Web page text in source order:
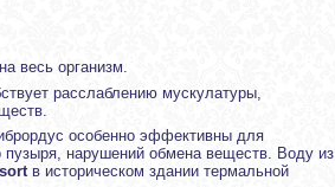
весь организм.
расслаблению мускулатуры,
особенно эффективны для
пузыря, нарушений обмена веществ. Воду из
в историческом здании термальной